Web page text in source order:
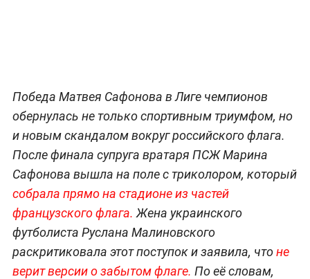
Победа Матвея Сафонова в Лиге чемпионов
обернулась не только спортивным триумфом, но
и новым скандалом вокруг российского флага.
После финала супруга вратаря ПСЖ Марина
Сафонова вышла на поле с триколором, который
собрала прямо на стадионе из частей
французского флага. Жена украинского
футболиста Руслана Малиновского
раскритиковала этот поступок и заявила, чтоне
верит версии о забытом флаге. По её словам,